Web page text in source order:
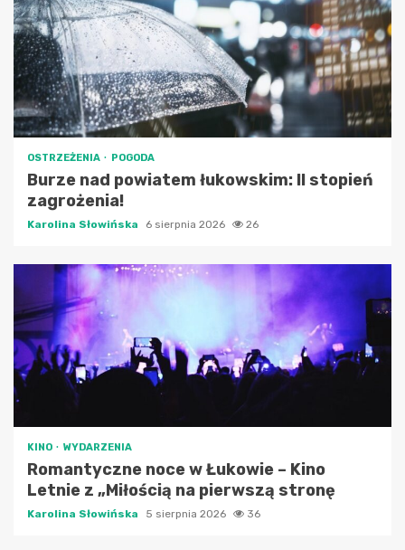
OSTRZEŻENIA POGODA
Burze nad powiatem łukowskim: II stopień
zagrożenia!
Karolina Słowińska 6 sierpnia 2026 26
KINO WYDARZENIA
Romantyczne noce w Łukowie – Kino
Letnie z „Miłością na pierwszą stronę
Karolina Słowińska 5 sierpnia 2026 36